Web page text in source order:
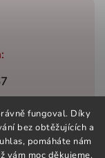
fungoval. Díky
bez obtěžujících a
pomáháte nám
vám moc děkujeme.